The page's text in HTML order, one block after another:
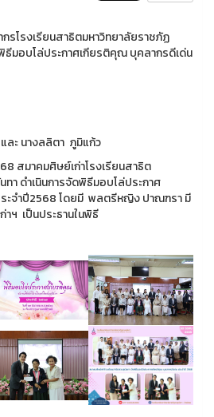
โรงเรียนสาธิตมหาวิทยาลัยราชภัฏ
ธีมอบโล่ประกาศเกียรติคุณ บุคลากรดีเด่น
ละ นางลลิตา ภูมิแก้ว
สมาคมศิษย์เก่าโรงเรียนสาธิต
า ดำเนินการจัดพิธีมอบโล่ประกาศ
ะจำปี2568 โดยมี พลตรีหญิง ปาณฑรา มี
ฯ เป็นประธานในพิธี